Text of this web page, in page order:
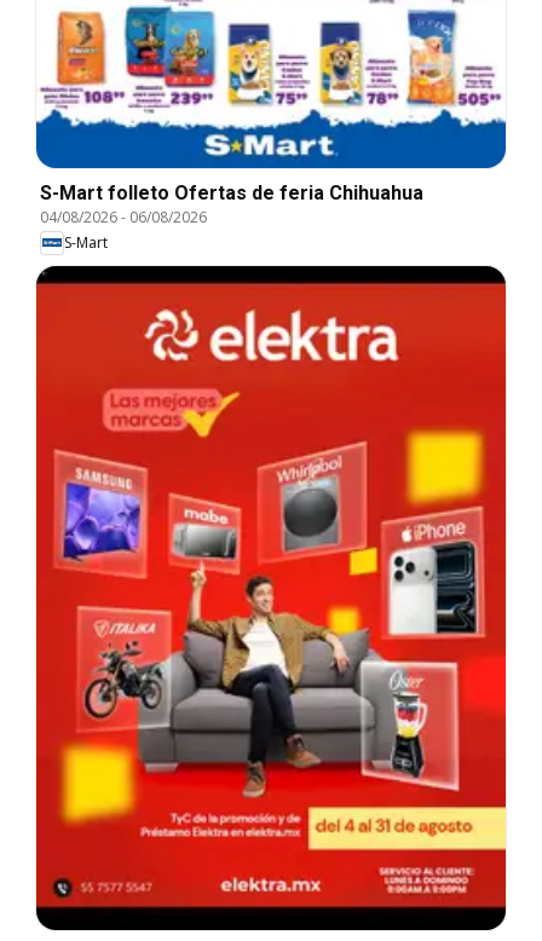
S-Mart folleto Ofertas de feria Chihuahua
04/08/2026- 06/08/2026
S-Mart